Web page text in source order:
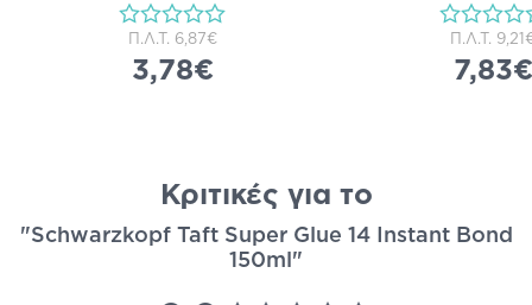
Π.Λ.Τ. 6,87€
3,78€
Π.Λ.Τ.
7,83€
Κριτικές για το
"Schwarzkopf Taft Super Glue 14 Instant Bond
150ml"